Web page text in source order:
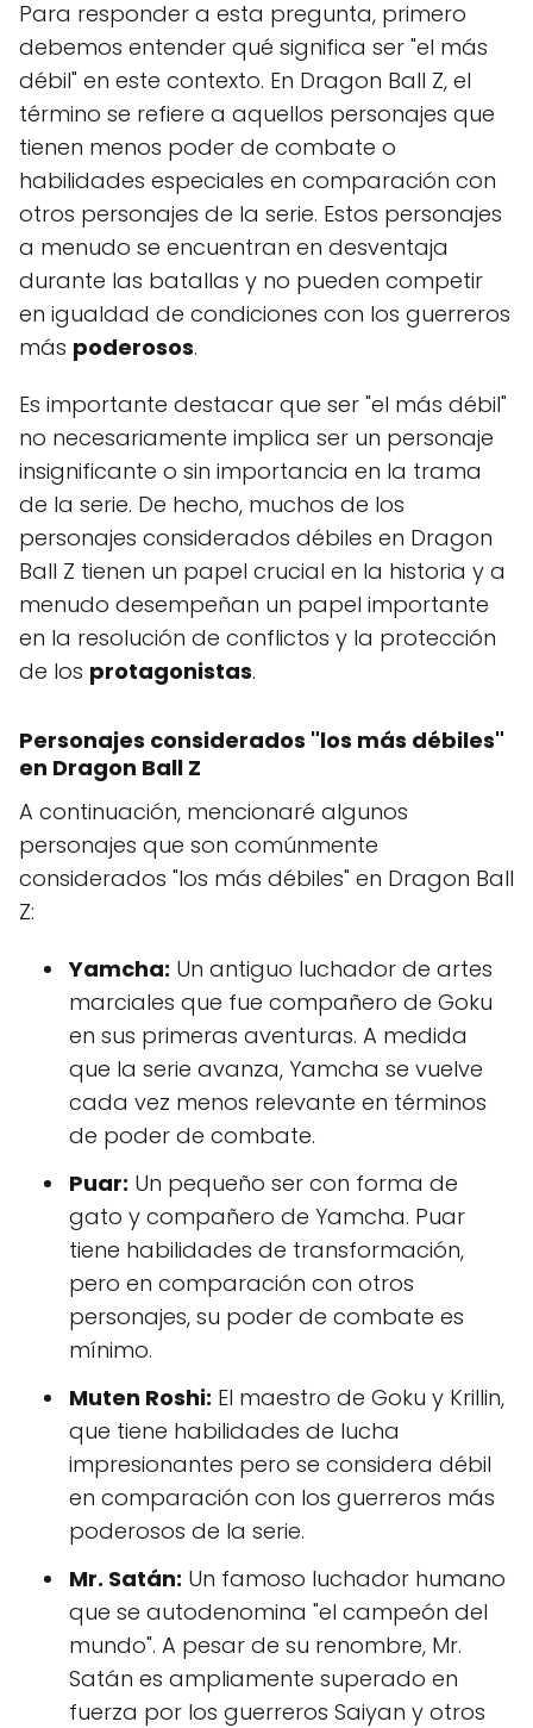
Para responder a esta pregunta, primero
debemos entender qué significa ser "el más
débil" en este contexto. En Dragon Ball Z, el
término se refiere a aquellos personajes que
tienen menos poder de combate o
habilidades especiales en comparación con
otros personajes de la serie. Estos personajes
a menudo se encuentran en desventaja
durante las batallas y no pueden competir
en igualdad de condiciones con los guerreros
más poderosos.
Es importante destacar que ser "el más débil"
no necesariamente implica ser un personaje
insignificante o sin importancia en la trama
de la serie. De hecho, muchos de los
personajes considerados débiles en Dragon
Ball Z tienen un papel crucial en la historia y a
menudo desempeñan un papel importante
en la resolución de conflictos y la protección
de los protagonistas.
Personajes considerados "los más débiles"
en Dragon Ball Z
A continuación, mencionaré algunos
personajes que son comúnmente
considerados "los más débiles" en Dragon Ball
Z:
Yamcha: Un antiguo luchador de artes
marciales que fue compañero de Goku
en sus primeras aventuras. A medida
que la serie avanza, Yamcha se vuelve
cada vez menos relevante en términos
de poder de combate.
Puar: Un pequeño ser con forma de
gato y compañero de Yamcha. Puar
tiene habilidades de transformación,
pero en comparación con otros
personajes, su poder de combate es
mínimo.
Muten Roshi: El maestro de Goku y Krillin,
que tiene habilidades de lucha
impresionantes pero se considera débil
en comparación con los guerreros más
poderosos de la serie.
Mr. Satán: Un famoso luchador humano
que se autodenomina "el campeón del
mundo". A pesar de su renombre, Mr.
Satán es ampliamente superado en
fuerza por los guerreros Saiyan y otros